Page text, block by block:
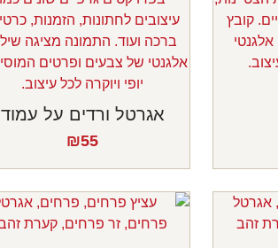
אגרטל ורדים על עמוד
₪55